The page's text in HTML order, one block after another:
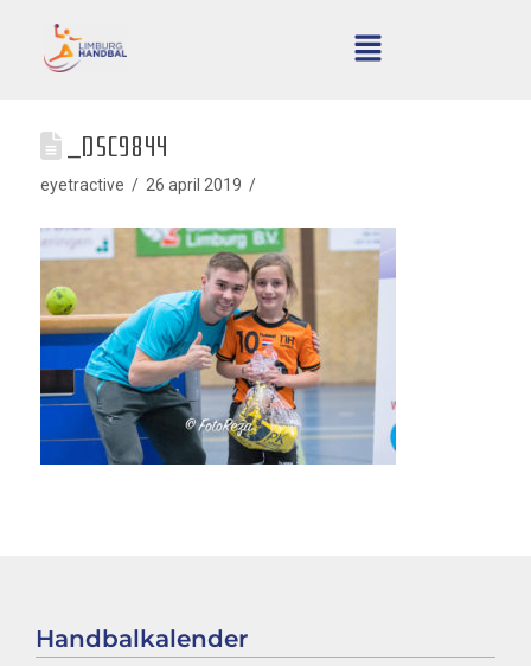
_DSC9844
eyetractive 26 april 2019
Handbalkalender